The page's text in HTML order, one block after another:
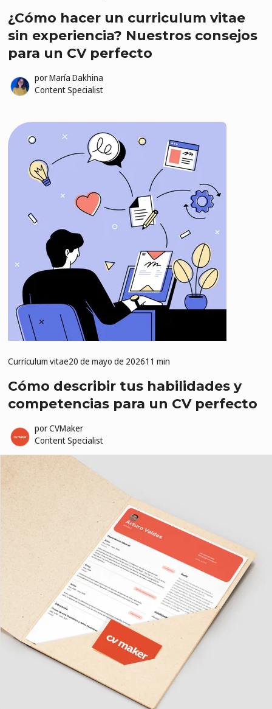
¿Cómo hacer un curriculum vitae
sin experiencia? Nuestros consejos
para un CV perfecto
porMaría Dakhina
Content Specialist
Cómo describir tus habilidades y
competencias para un CV perfecto
Currículum vitae20 de mayo de 202611 min
porCVMaker
Content Specialist